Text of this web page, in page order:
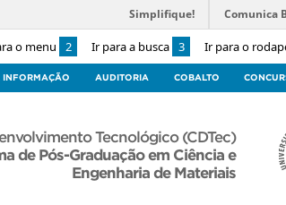
o menu 2 Ir para a busca 3 Ir para o
Simplifique! Comunica
INFORMAÇÃO AUDITORIA COBALTO
Tecnológico (CDTec)
de Pós-Graduação em Ciência e
Engenharia de Materiais